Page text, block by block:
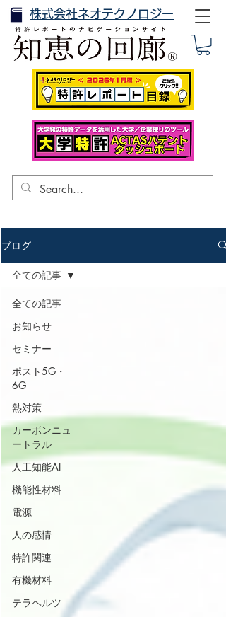
株式会社ネオテクノロジー
ブログ
全ての記事
お知らせ
セミナー
ポスト5G・
6G
熱対策
カーボンニュ
ートラル
人工知能AI
機能性材料
電源
人の感情
特許関連
有機材料
テラヘルツ
全ての記事